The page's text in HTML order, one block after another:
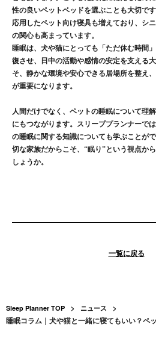
性の良いペットベッドを選ぶことも大切で
応用したペット向け寝具も増えており、シ
の関心も高まっています。
睡眠は、犬や猫にとっても「ただ休む時間」
復させ、日中の活動や感情の安定を支える
そ、静かな環境や安心できる居場所を整え
が重要になります。
人間だけでなく、ペットの睡眠について理
にもつながります。スリーププランナーで
の睡眠に関する知識についても学ぶことが
切な家族だからこそ、“眠り”という視点か
しょうか。
一覧に戻る
Sleep Planner TOP ニュース
睡眠コラム｜犬や猫と一緒に寝てもいい？ペ